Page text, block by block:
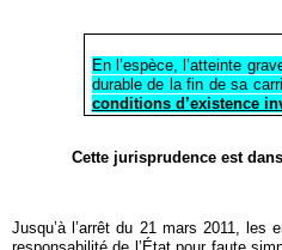
En l’espèce, l’atteinte
durable de la fin de sa
conditions d’existence
Cette jurisprudence est
Jusqu’à l’arrêt du 21 mars 2011, les